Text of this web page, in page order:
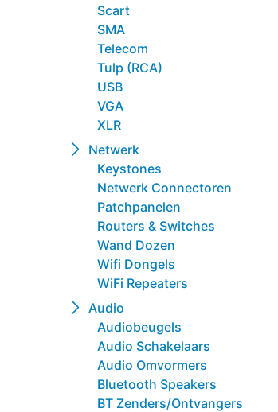
Scart
SMA
Telecom
Tulp (RCA)
USB
VGA
XLR
Netwerk
Keystones
Netwerk Connectoren
Patchpanelen
Routers & Switches
Wand Dozen
Wifi Dongels
WiFi Repeaters
Audio
Audiobeugels
Audio Schakelaars
Audio Omvormers
Bluetooth Speakers
BT Zenders/Ontvangers